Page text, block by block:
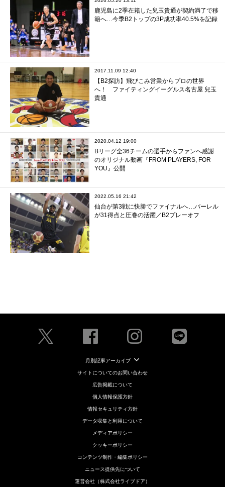
鹿児島に2季在籍した兒玉貴通が契約満了で移
籍へ…今季B2トップの3P成功率40.5%を記録
2017.11.09 12:40
【B2探訪】飛びこみ営業からプロの世界
へ！ ファイティングイーグルス名古屋 兒玉
貴通
2020.04.12 19:00
Bリーグ全36チームの選手からファンへ感謝
のオリジナル動画『FROM PLAYERS, FOR
YOU』公開
2022.05.16 21:42
仙台が第3戦に快勝でファイナルへ…バーレル
が31得点と圧巻の活躍／B2プレーオフ
月別記事アーカイブ
サイトについてのお問い合わせ
広告掲載について
個人情報保護方針
情報セキュリティ方針
データ収集と利用について
メディアポリシー
クッキーポリシー
コンテンツ制作・編集ポリシー
ニュース提供先について
運営会社（株式会社ライブドア）